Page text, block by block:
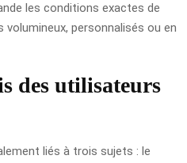
les conditions exactes de
personnalisés ou en
des utilisateurs
liés à trois sujets : le